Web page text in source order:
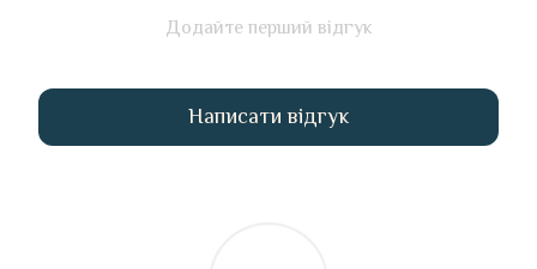
Додайте перший відгук
Написати відгук